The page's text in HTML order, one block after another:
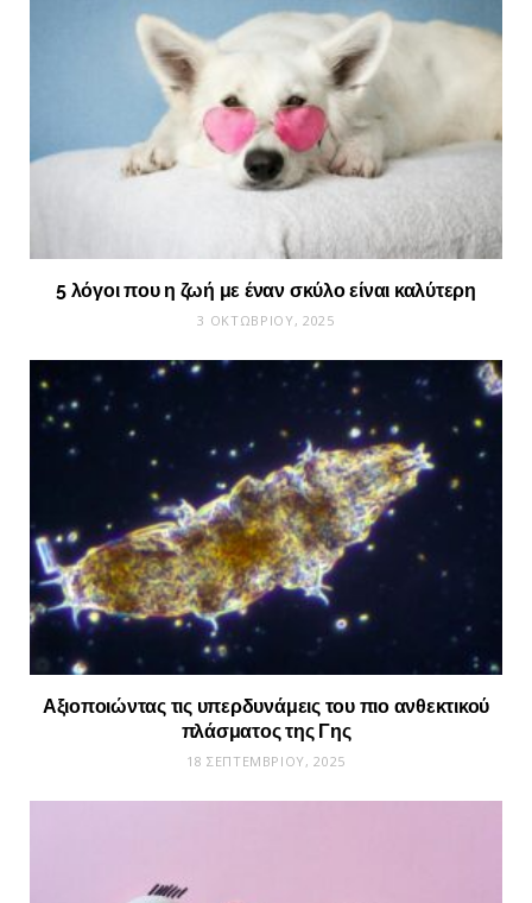
5 λόγοι που η ζωή με έναν σκύλο είναι καλύτερη
3 ΟΚΤΩΒΡΊΟΥ, 2025
Αξιοποιώντας τις υπερδυνάμεις του πιο ανθεκτικού
πλάσματος της Γης
18 ΣΕΠΤΕΜΒΡΊΟΥ, 2025